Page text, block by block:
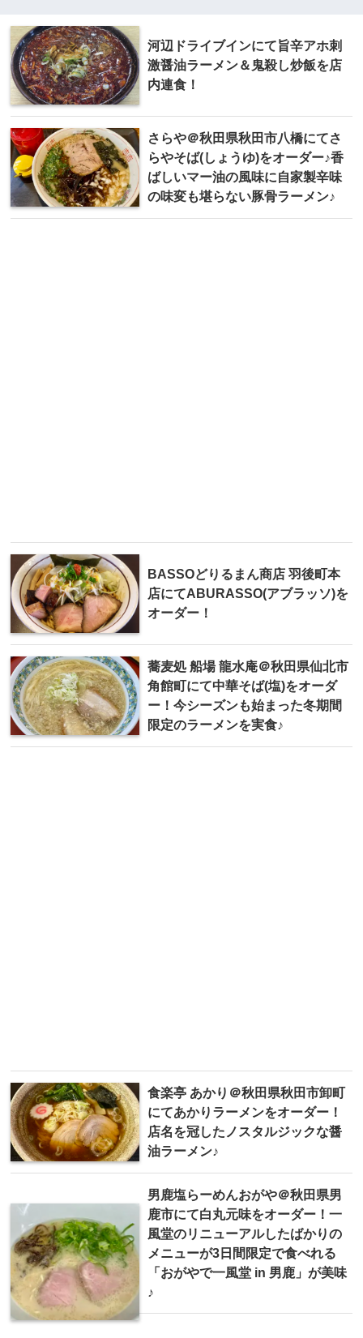
河辺ドライブインにて旨辛アホ刺
激醤油ラーメン＆鬼殺し炒飯を店
内連食！
さらや＠秋田県秋田市八橋にてさ
らやそば(しょうゆ)をオーダー♪香
ばしいマー油の風味に自家製辛味
の味変も堪らない豚骨ラーメン♪
BASSOどりるまん商店 羽後町本
店にてABURASSO(アブラッソ)を
オーダー！
蕎麦処 船場 龍水庵＠秋田県仙北市
角館町にて中華そば(塩)をオーダ
ー！今シーズンも始まった冬期間
限定のラーメンを実食♪
食楽亭 あかり＠秋田県秋田市卸町
にてあかりラーメンをオーダー！
店名を冠したノスタルジックな醤
油ラーメン♪
男鹿塩らーめんおがや＠秋田県男
鹿市にて白丸元味をオーダー！一
風堂のリニューアルしたばかりの
メニューが3日間限定で食べれる
「おがやで一風堂 in 男鹿」が美味
♪